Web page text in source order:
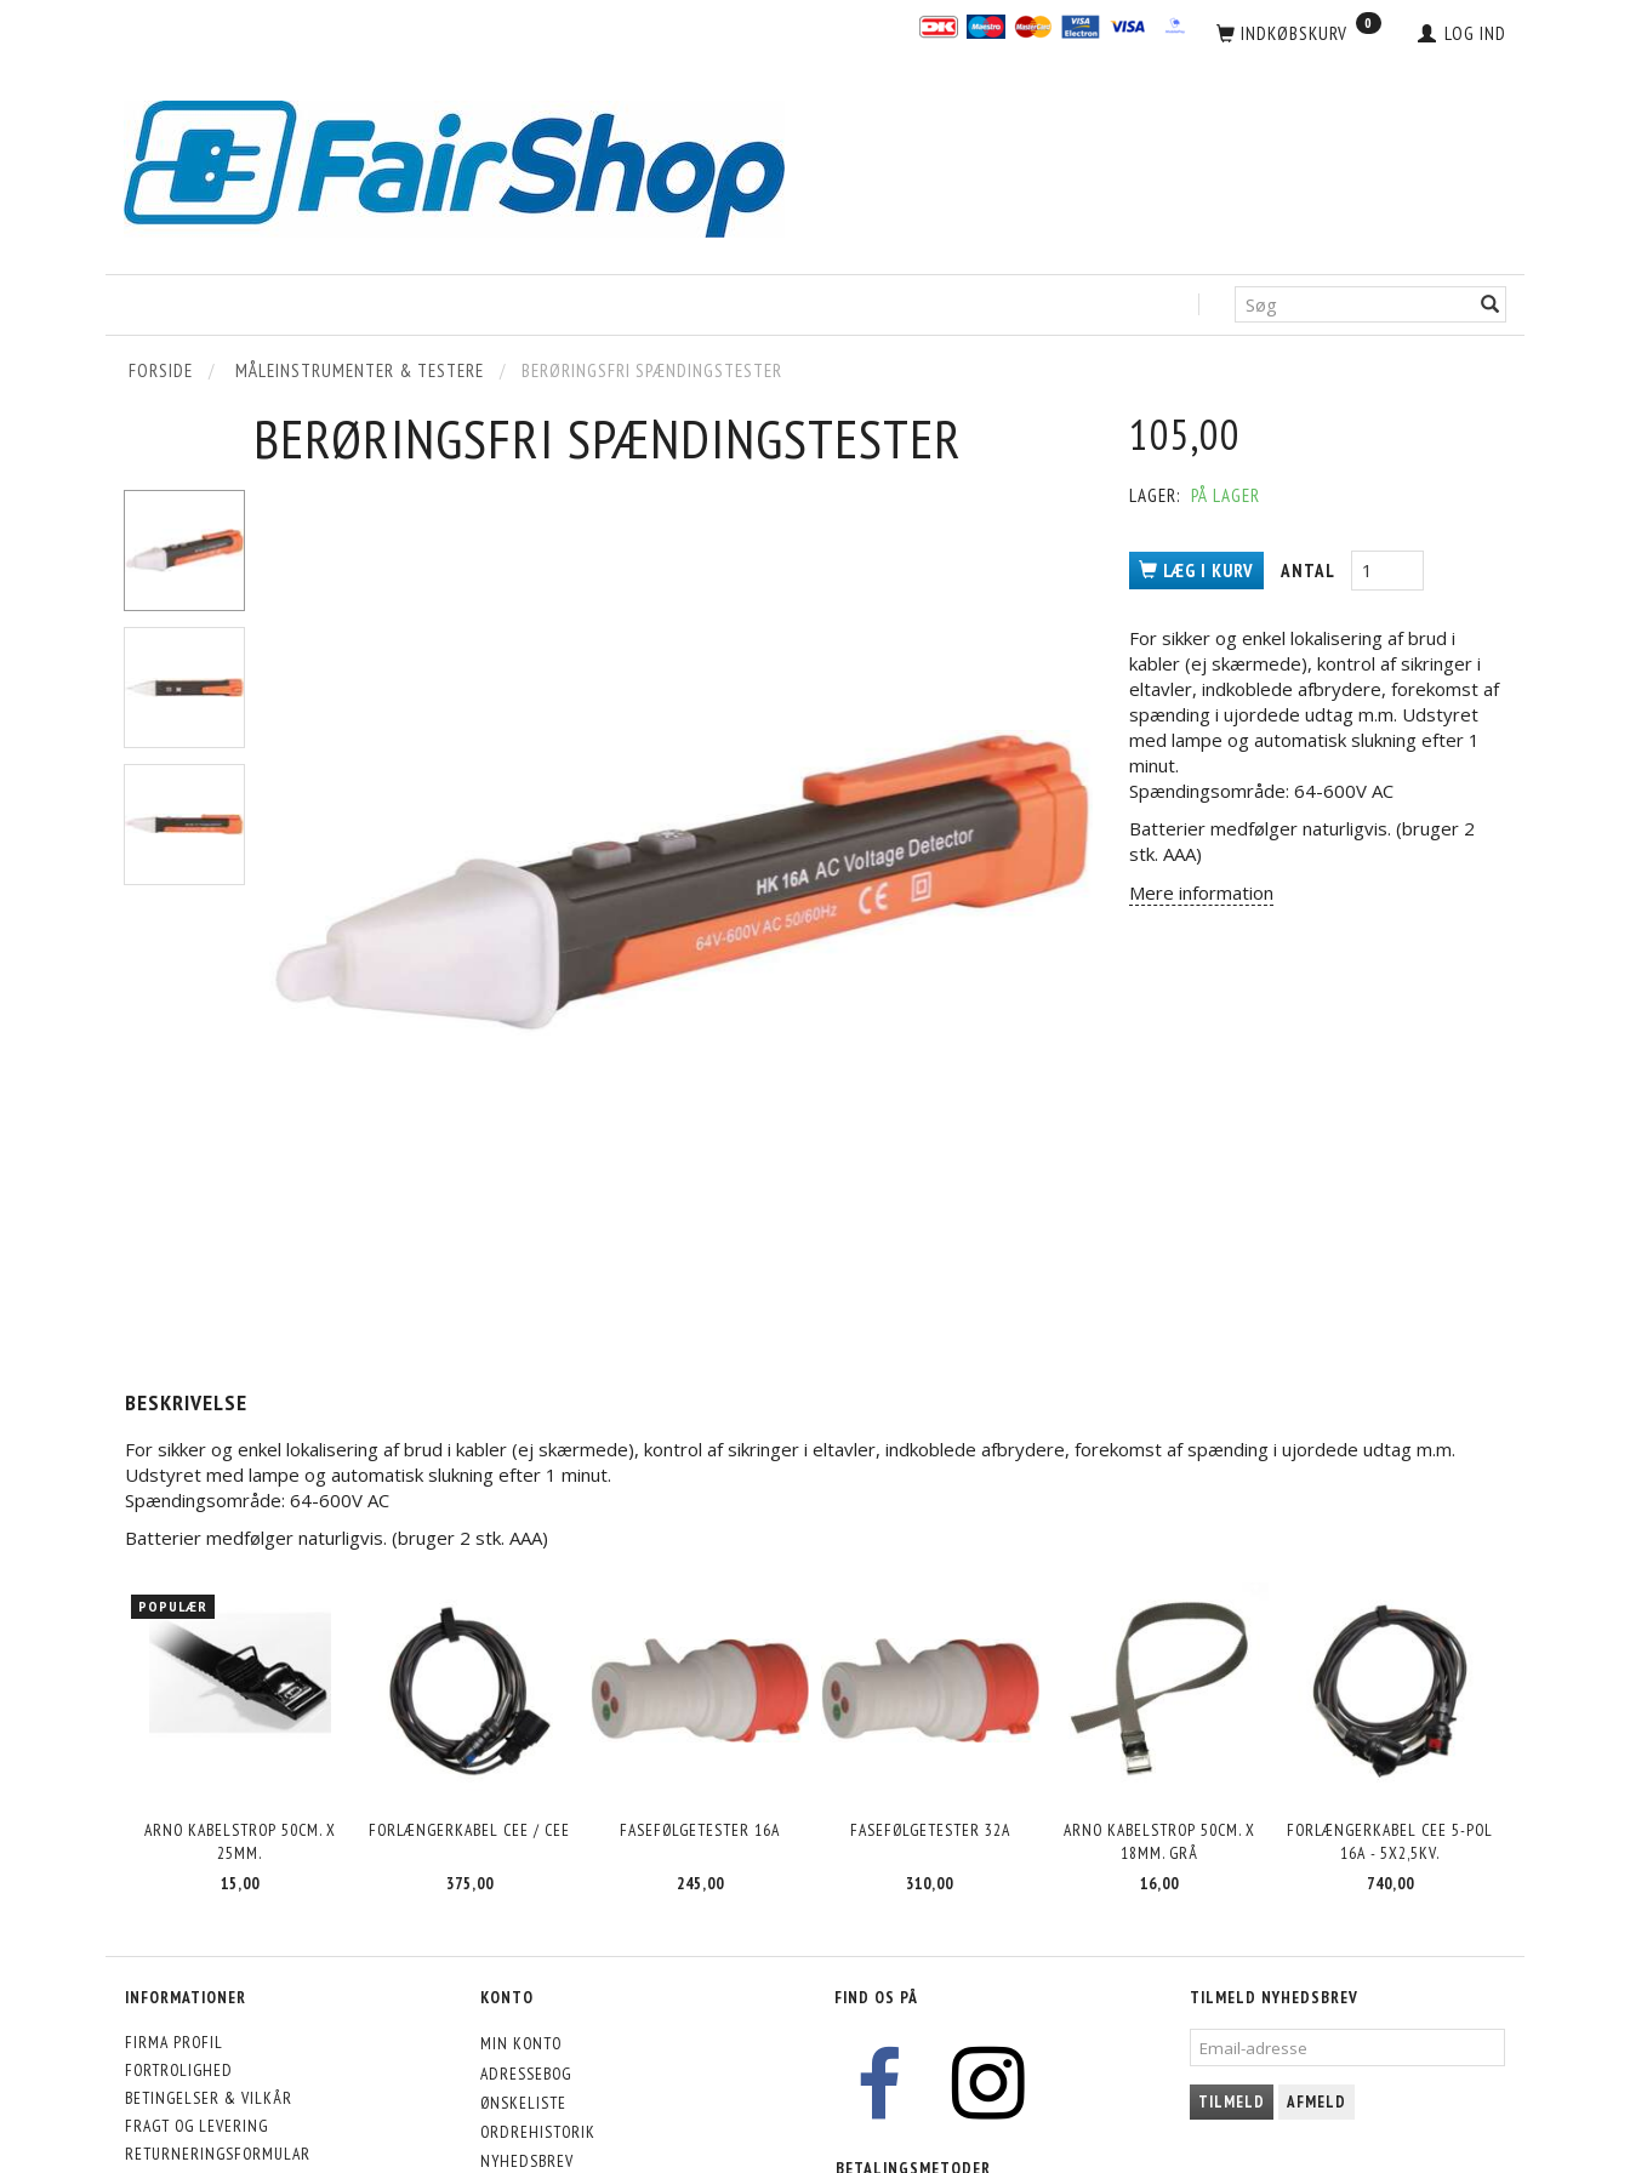
LOG IND
INDKØBSKURV 0
FORSIDE MÅLEINSTRUMENTER & TESTERE BERØRINGSFRI SPÆNDINGSTESTER
BERØRINGSFRI SPÆNDINGSTESTER 105,00
LAGER: PÅ LAGER
LÆG I KURV ANTAL
For sikker og enkel lokalisering af brud i
kabler (ej skærmede), kontrol af sikringer i
eltavler, indkoblede afbrydere, forekomst af
spænding i ujordede udtag m.m. Udstyret
med lampe og automatisk slukning efter 1
minut.
Spændingsområde: 64-600V AC
Batterier medfølger naturligvis. (bruger 2
stk. AAA)
Mere information
BESKRIVELSE
For sikker og enkel lokalisering af brud i kabler (ej skærmede), kontrol af sikringer i eltavler, indkoblede afbrydere, forekomst af spænding i ujordede udtag m.m.
Udstyret med lampe og automatisk slukning efter 1 minut.
Spændingsområde: 64-600V AC
Batterier medfølger naturligvis. (bruger 2 stk. AAA)
POPULÆR
ARNO KABELSTROP 50CM. X
25MM.
15,00
FORLÆNGERKABEL CEE / CEE
375,00
FASEFØLGETESTER 16A
245,00
FASEFØLGETESTER 32A
310,00
ARNO KABELSTROP 50CM. X
18MM. GRÅ
16,00
FORLÆNGERKABEL CEE 5-POL
16A - 5X2,5KV.
740,00
INFORMATIONER
FIRMA PROFIL
FORTROLIGHED
BETINGELSER & VILKÅR
FRAGT OG LEVERING
RETURNERINGSFORMULAR
KONTO
MIN KONTO
ADRESSEBOG
ØNSKELISTE
ORDREHISTORIK
NYHEDSBREV
FIND OS PÅ
BETALINGSMETODER
TILMELD NYHEDSBREV
EMAIL-
ADRESSE
TILMELD AFMELD